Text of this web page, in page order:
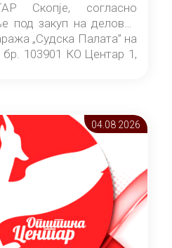
Скопје, согласно
под закуп на деловен
„Судска Палата” на
103901 КО Центар 1,
за времетраење од 3
на потпишувањето на
со најповолниот
04.08 2026